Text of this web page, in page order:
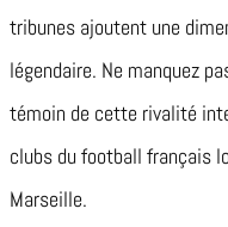
tribunes ajoutent une
légendaire. Ne manquez
témoin de cette rivalité
clubs du football français
Marseille.